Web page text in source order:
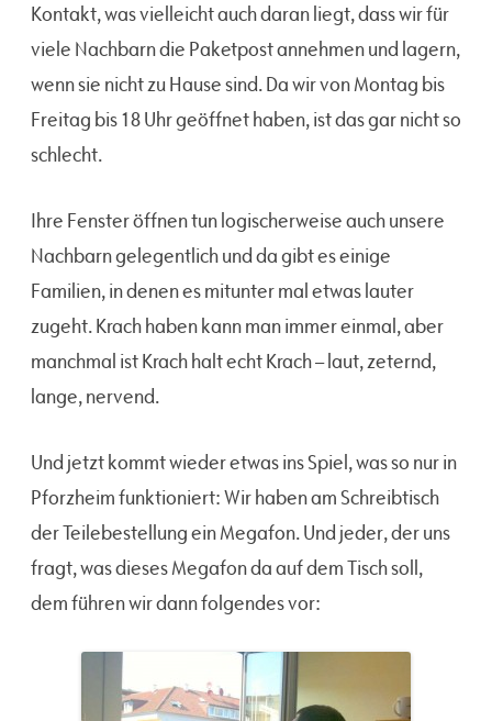
Kontakt, was vielleicht auch daran liegt, dass wir für
viele Nachbarn die Paketpost annehmen und lagern,
wenn sie nicht zu Hause sind. Da wir von Montag bis
Freitag bis 18 Uhr geöffnet haben, ist das gar nicht so
schlecht.
Ihre Fenster öffnen tun logischerweise auch unsere
Nachbarn gelegentlich und da gibt es einige
Familien, in denen es mitunter mal etwas lauter
zugeht. Krach haben kann man immer einmal, aber
manchmal ist Krach halt echt Krach – laut, zeternd,
lange, nervend.
Und jetzt kommt wieder etwas ins Spiel, was so nur in
Pforzheim funktioniert: Wir haben am Schreibtisch
der Teilebestellung ein Megafon. Und jeder, der uns
fragt, was dieses Megafon da auf dem Tisch soll,
dem führen wir dann folgendes vor: